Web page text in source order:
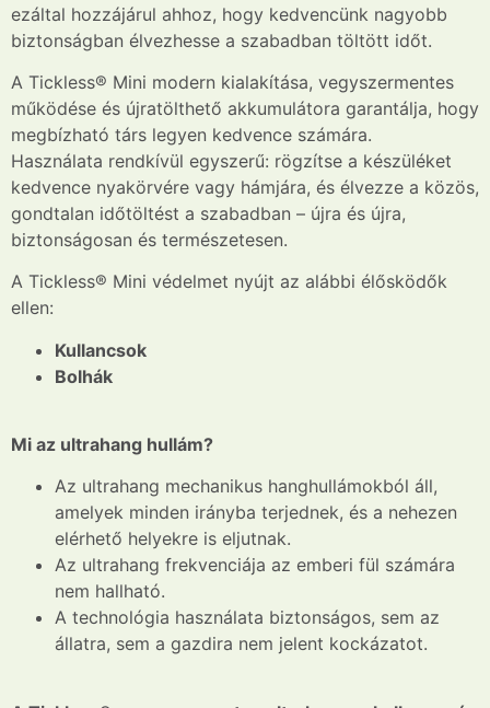
ezáltal hozzájárul ahhoz, hogy kedvencünk nagyobb
biztonságban élvezhesse a szabadban töltött időt.
A Tickless® Mini modern kialakítása, vegyszermentes
működése és újratölthető akkumulátora garantálja, hogy
megbízható társ legyen kedvence számára.
Használata rendkívül egyszerű: rögzítse a készüléket
kedvence nyakörvére vagy hámjára, és élvezze a közös,
gondtalan időtöltést a szabadban – újra és újra,
biztonságosan és természetesen.
A Tickless® Mini védelmet nyújt az alábbi élősködők
ellen:
Kullancsok
Bolhák
Mi az ultrahang hullám?
Az ultrahang mechanikus hanghullámokból áll,
amelyek minden irányba terjednek, és a nehezen
elérhető helyekre is eljutnak.
Az ultrahang frekvenciája az emberi fül számára
nem hallható.
A technológia használata biztonságos, sem az
állatra, sem a gazdira nem jelent kockázatot.